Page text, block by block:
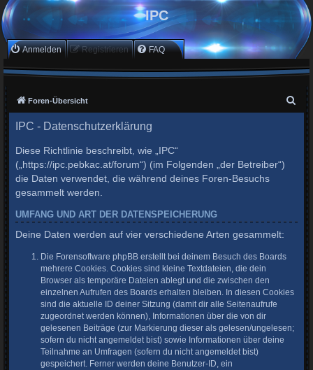
IPC
Anmelden Registrieren FAQ
Foren-Übersicht
IPC - Datenschutzerklärung
Diese Richtlinie beschreibt, wie „IPC“
(„https://ipc.pebkac.at/forum“) (im Folgenden „der Betreiber“)
die Daten verwendet, die während deines Foren-Besuchs
gesammelt werden.
UMFANG UND ART DER DATENSPEICHERUNG
Deine Daten werden auf vier verschiedene Arten gesammelt:
Die Forensoftware phpBB erstellt bei deinem Besuch des Boards
mehrere Cookies. Cookies sind kleine Textdateien, die dein
Browser als temporäre Dateien ablegt und die zwischen den
einzelnen Aufrufen des Boards erhalten bleiben. In diesen Cookies
sind die aktuelle ID deiner Sitzung (damit dir alle Seitenaufrufe
zugeordnet werden können), Informationen über die von dir
gelesenen Beiträge (zur Markierung dieser als gelesen/ungelesen;
sofern du nicht angemeldet bist) sowie Informationen über deine
Teilnahme an Umfragen (sofern du nicht angemeldet bist)
gespeichert. Ferner werden deine Benutzer-ID, ein